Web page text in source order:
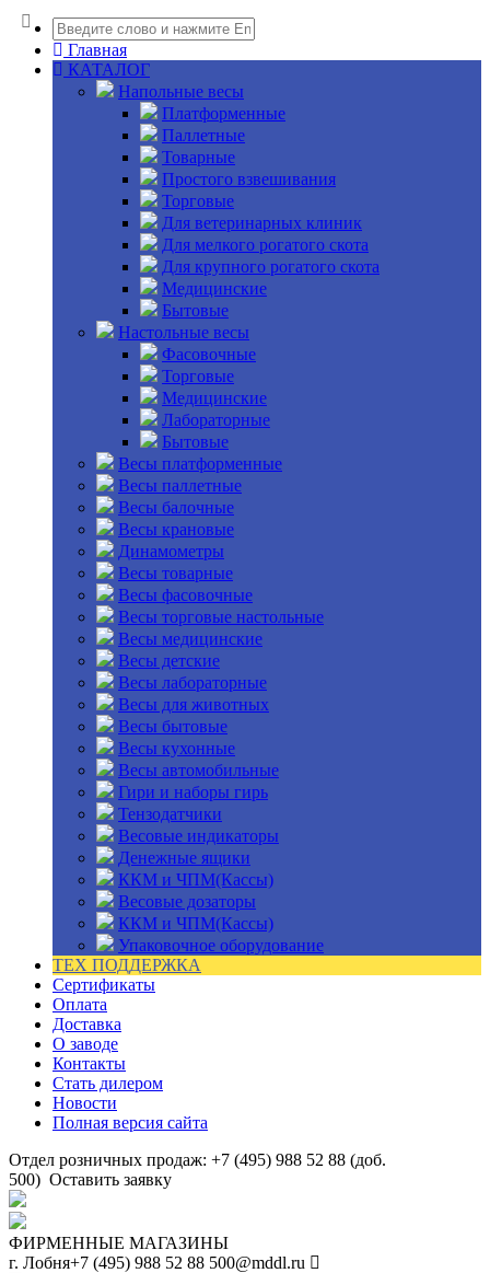
Главная
КАТАЛОГ
Напольные весы
Платформенные
Паллетные
Товарные
Простого взвешивания
Торговые
Для ветеринарных клиник
Для мелкого рогатого скота
Для крупного рогатого скота
Медицинские
Бытовые
Настольные весы
Фасовочные
Торговые
Медицинские
Лабораторные
Бытовые
Весы платформенные
Весы паллетные
Весы балочные
Весы крановые
Динамометры
Весы товарные
Весы фасовочные
Весы торговые настольные
Весы медицинские
Весы детские
Весы лабораторные
Весы для животных
Весы бытовые
Весы кухонные
Весы автомобильные
Гири и наборы гирь
Тензодатчики
Весовые индикаторы
Денежные ящики
ККМ и ЧПМ(Кассы)
Весовые дозаторы
ККМ и ЧПМ(Кассы)
Упаковочное оборудование
ТЕХ ПОДДЕРЖКА
Сертификаты
Оплата
Доставка
О заводе
Контакты
Стать дилером
Новости
Полная версия сайта
Отдел розничных продаж: +7 (495) 988 52 88 (доб.
500) Оставить заявку
ФИРМЕННЫЕ МАГАЗИНЫ
г. Лобня+7 (495) 988 52 88 500@mddl.ru